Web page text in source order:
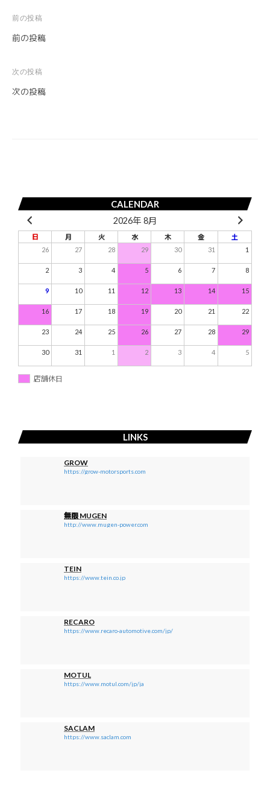
投
稿
ナ
ビ
ン
前の投稿
前の投稿
次の投稿
次の投稿
CALENDAR
2026年 8月
日 月 火 水 木 金
土
26
27 28 29 30 31 1
2 3 4 5 6 7 8
9 10 11 12 13 14 15
16 17 18 19 20 21 22
23 24 25 26 27 28 29
30 31 1 2 3 4 5
店舗休日
LINKS
GROW
https://grow-motorsports.com
無限 MUGEN
http://www.mugen-power.com
TEIN
https://www.tein.co.jp
RECARO
https://www.recaro-automotive.com/jp/
MOTUL
https://www.motul.com/jp/ja
SACLAM
https://www.saclam.com